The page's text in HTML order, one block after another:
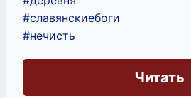
#славянскиебоги
#нечисть
Читать